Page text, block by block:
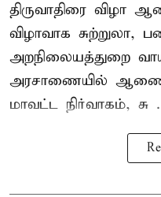
திருவாதிரை விழா
விழாவாக சுற்றுலா,
அறநிலையத்துறை
அரசாணையில்
மாவட்ட நிர்வாகம், சு